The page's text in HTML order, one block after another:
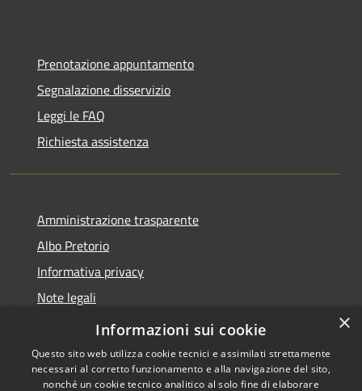
Prenotazione appuntamento
Segnalazione disservizio
Leggi le FAQ
Richiesta assistenza
Amministrazione trasparente
Albo Pretorio
Informativa privacy
Note legali
Dichiarazione di accessibilità
×
Informazioni sui cookie
Questo sito web utilizza cookie tecnici e assimilati strettamente
necessari al corretto funzionamento e alla navigazione del sito,
nonché un cookie tecnico analitico al solo fine di elaborare